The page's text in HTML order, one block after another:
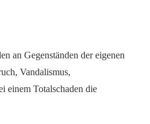
an Gegenständen der eigenen
Vandalismus,
einem Totalschaden die